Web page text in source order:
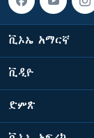
ቪኦኤ አማርኛ
ቪዲዮ
ድምጽ